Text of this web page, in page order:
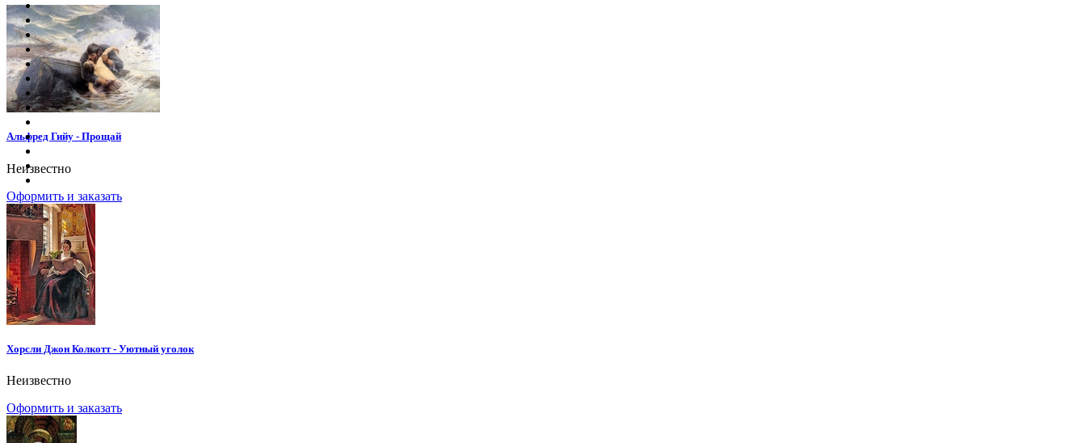
Альфред Гийу - Прощай
Неизвестно
Оформить и заказать
Хорсли Джон Колкотт - Уютный уголок
Неизвестно
Оформить и заказать